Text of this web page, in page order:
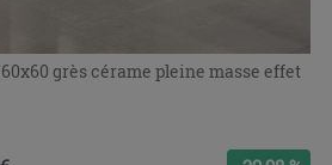
grès cérame pleine masse effet